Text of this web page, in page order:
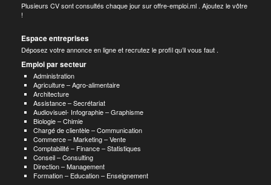
Plusieurs CV sont consultés chaque jour sur offre-emploi.ml . Ajoutez le vôtre
!
Espace entreprises
Déposez votre annonce en ligne et recrutez le profil qu’il vous faut .
Emploi par secteur
Administration
Agriculture – Agro-alimentaire
Architecture
Assistance – Secrétariat
Audiovisuel- Infographie – Graphisme
Biologie – Chimie
Chargé de clientèle – Communication
Commerce – Marketing – Vente
Comptabilité – Finance – Statistiques
Conseil – Consulting
Direction – Management
Formation – Education – Enseignement